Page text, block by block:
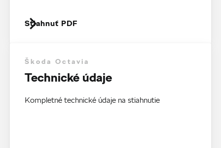
Stiahnuť PDF
Škoda Octavia
Technické údaje
Kompletné technické údaje na stiahnutie